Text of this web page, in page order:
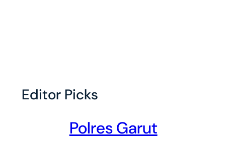
Editor Picks
Polres Garut